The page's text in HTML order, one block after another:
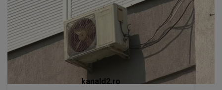
kanald2.ro